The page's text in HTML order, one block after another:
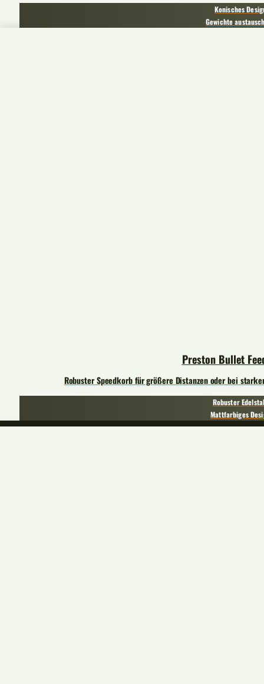
Konisches
Gewichte
Preston Bullet
Robuster Speedkorb für größere Distanzen oder bei
Robuster
Mattfarbiges